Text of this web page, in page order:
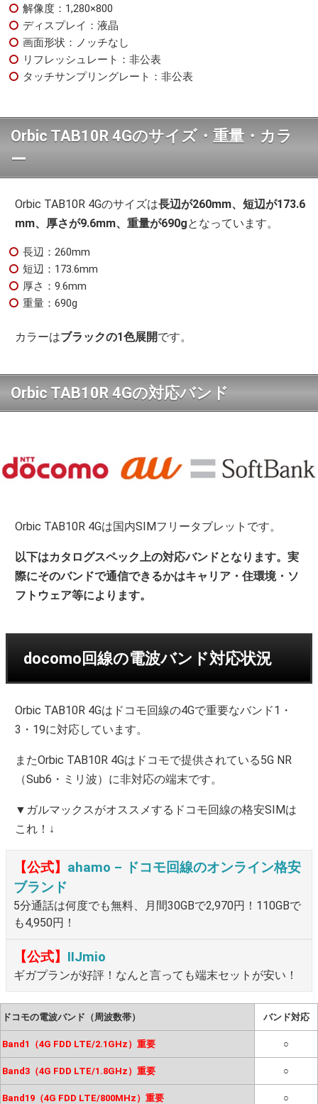
解像度：1,280×800
ディスプレイ：液晶
画面形状：ノッチなし
リフレッシュレート：非公表
タッチサンプリングレート：非公表
Orbic TAB10R 4Gのサイズ・重量・カラ
ー
Orbic TAB10R 4Gのサイズは長辺が260mm、短辺が173.6
mm、厚さが9.6mm、重量が690gとなっています。
長辺：260mm
短辺：173.6mm
厚さ：9.6mm
重量：690g
カラーはブラックの1色展開です。
Orbic TAB10R 4Gの対応バンド
Orbic TAB10R 4Gは国内SIMフリータブレットです。
以下はカタログスペック上の対応バンドとなります。実
際にそのバンドで通信できるかはキャリア・住環境・ソ
フトウェア等によります。
docomo回線の電波バンド対応状況
Orbic TAB10R 4Gはドコモ回線の4Gで重要なバンド1・
3・19に対応しています。
またOrbic TAB10R 4Gはドコモで提供されている5G NR
（Sub6・ミリ波）に非対応の端末です。
▼ガルマックスがオススメするドコモ回線の格安SIMは
これ！↓
【公式】 ahamo – ドコモ回線のオンライン格安
ブランド
5分通話は何度でも無料、月間30GBで2,970円！110GBで
も4,950円！
【公式】 IIJmio
ギガプランが好評！なんと言っても端末セットが安い！
ドコモの電波バンド（周波数帯） バンド対応
Band1（4G FDD LTE/2.1GHz）重要 ○
Band3（4G FDD LTE/1.8GHz）重要 ○
Band19（4G FDD LTE/800MHz）重要 ○